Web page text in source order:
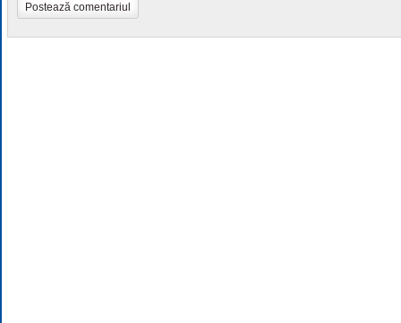
Postează comentariul